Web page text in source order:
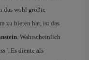
das wohl größte
zu bieten hat, ist das
. Wahrscheinlich
Es diente als